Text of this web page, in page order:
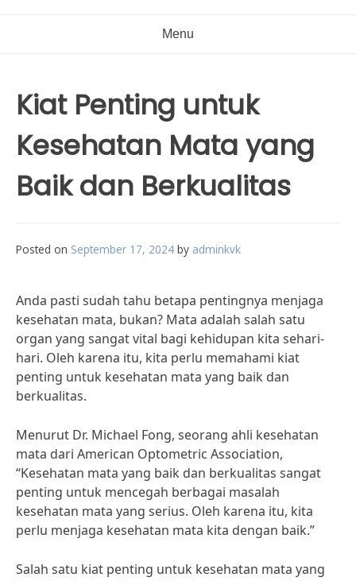
Menu
Kiat Penting untuk
Kesehatan Mata yang
Baik dan Berkualitas
Posted on September 17, 2024 by adminkvk
Anda pasti sudah tahu betapa pentingnya menjaga
kesehatan mata, bukan? Mata adalah salah satu
organ yang sangat vital bagi kehidupan kita sehari-
hari. Oleh karena itu, kita perlu memahami kiat
penting untuk kesehatan mata yang baik dan
berkualitas.
Menurut Dr. Michael Fong, seorang ahli kesehatan
mata dari American Optometric Association,
“Kesehatan mata yang baik dan berkualitas sangat
penting untuk mencegah berbagai masalah
kesehatan mata yang serius. Oleh karena itu, kita
perlu menjaga kesehatan mata kita dengan baik.”
Salah satu kiat penting untuk kesehatan mata yang